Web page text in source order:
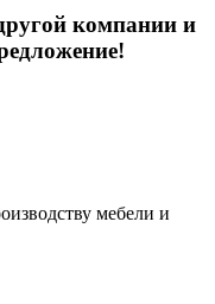
компании и
мебели и